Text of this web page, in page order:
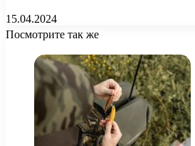
15.04.2024
Посмотрите так же